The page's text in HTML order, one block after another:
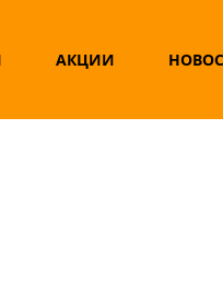
АКЦИИ